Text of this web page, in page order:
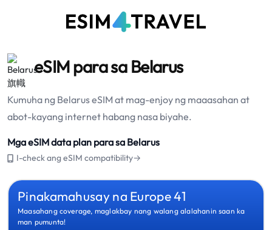
eSIM para sa Belarus
Kumuha ng Belarus eSIM at mag-enjoy ng maaasahan at
abot-kayang internet habang nasa biyahe.
Mga eSIM data plan para sa Belarus
I-check ang eSIM compatibility→
Pinakamahusay na Europe 41
Maasahang coverage, maglakbay nang walang alalahanin saan ka
man pumunta!